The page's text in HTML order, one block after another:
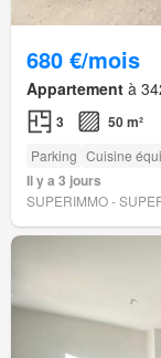
680 €/mois
Appartement à
3 50 m²
Parking Cuisine
Il y a 3 jours
SUPERIMMO -